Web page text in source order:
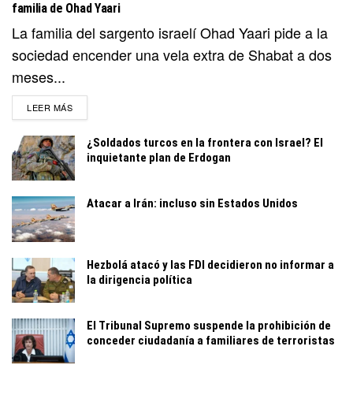
familia de Ohad Yaari
La familia del sargento israelí Ohad Yaari pide a la
sociedad encender una vela extra de Shabat a dos
meses...
LEER MÁSDETAILS
¿Soldados turcos en la frontera con Israel? El
inquietante plan de Erdogan
Atacar a Irán: incluso sin Estados Unidos
Hezbolá atacó y las FDI decidieron no informar a
la dirigencia política
El Tribunal Supremo suspende la prohibición de
conceder ciudadanía a familiares de terroristas